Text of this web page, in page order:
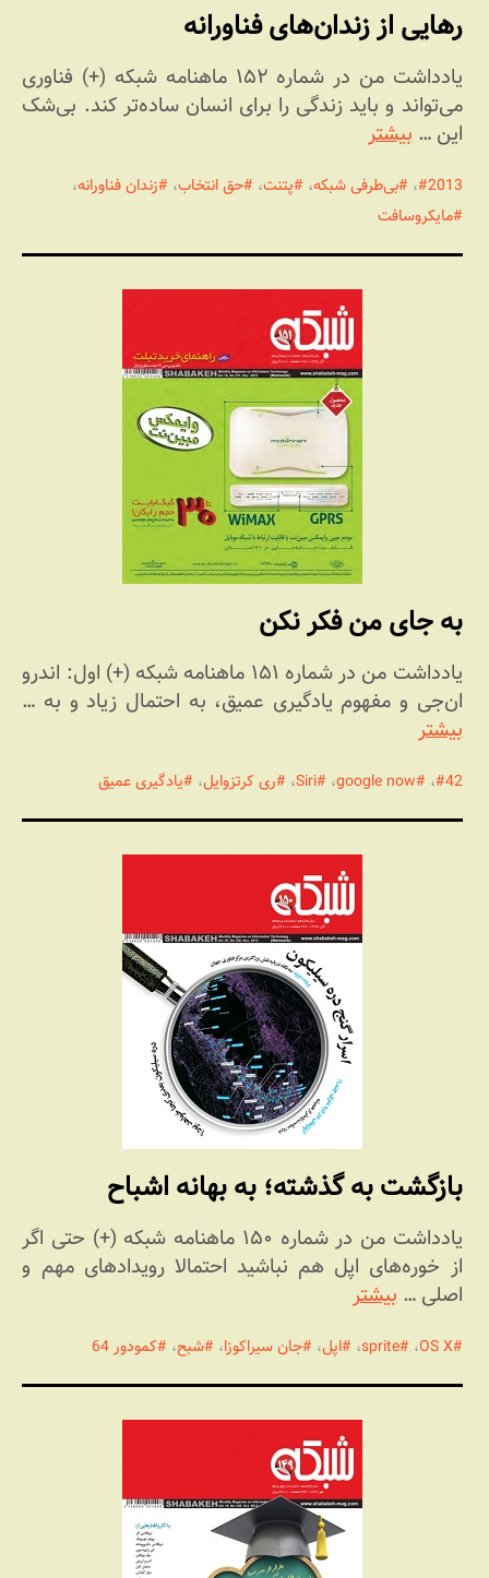
رهایی از زندان‌های فناورانه
یادداشت من در شماره ۱۵۲ ماهنامه شبکه (+) فناوری
می‌تواند و باید زندگی را برای انسان ساده‌تر کند. بی‌شک
این …بیشتر
2013 ، بی‌طرفی شبکه، پتنت، حق انتخاب، زندان فناورانه،
مایکروسافت
به جای من فکر نکن
یادداشت من در شماره ۱۵۱ ماهنامه شبکه (+) اول: اندرو
ان‌جی و مفهوم یادگیری عمیق، به احتمال زیاد و به …
بیشتر
42 ، google now، Siri، ری کرتزوایل، یادگیری عمیق
بازگشت به گذشته؛ به بهانه اشباح
یادداشت من در شماره ۱۵۰ ماهنامه شبکه (+) حتی اگر
از خوره‌های اپل هم نباشید احتمالا رویدادهای مهم و
اصلی …بیشتر
OS X، sprite، اپل، جان سیراکوزا، شبح، کمودور 64